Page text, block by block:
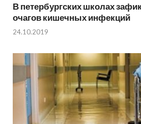
В петербургских школах
очагов кишечных инфекций
24.10.2019